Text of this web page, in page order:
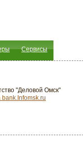
Сервисы
"Деловой Омск"